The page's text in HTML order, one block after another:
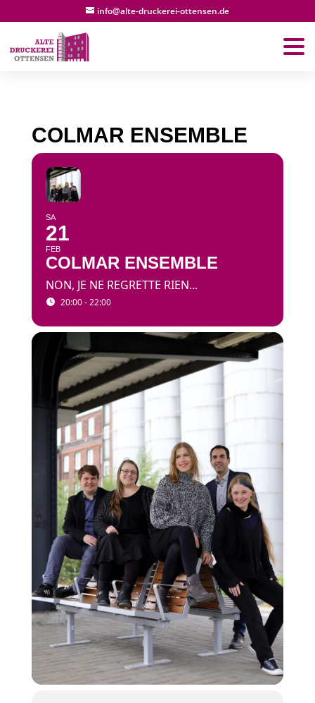
info@alte-druckerei-ottensen.de
COLMAR ENSEMBLE
SA
21
FEB
COLMAR ENSEMBLE
NON, JE NE REGRETTE RIEN...
20:00 - 22:00